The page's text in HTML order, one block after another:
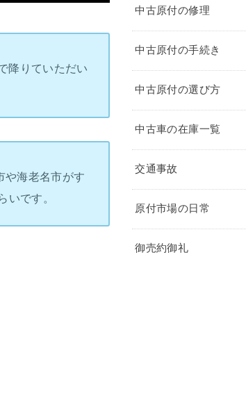
降りていただい
や海老名市がす
いです。
中古原付の修理
中古原付の手続き
中古原付の選び方
中古車の在庫一覧
交通事故
原付市場の日常
御売約御礼